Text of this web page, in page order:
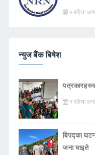
५ महिना
न्युज बैंक बिषेश
१ महिना
बिपद्का
जना घाइते